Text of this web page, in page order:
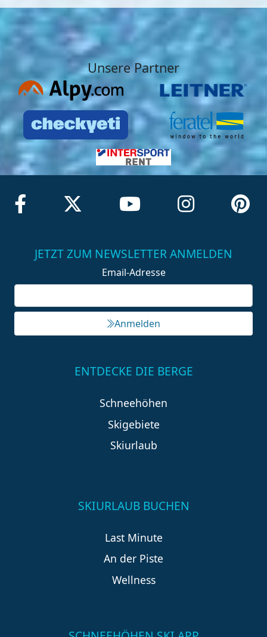
Unsere Partner
JETZT ZUM NEWSLETTER ANMELDEN
Email-Adresse
Anmelden
ENTDECKE DIE BERGE
Schneehöhen
Skigebiete
Skiurlaub
SKIURLAUB BUCHEN
Last Minute
An der Piste
Wellness